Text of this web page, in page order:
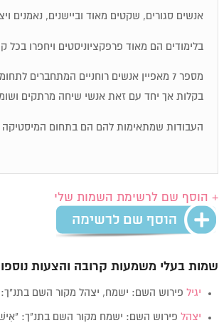
אנשים סגורים, שקטים מאוד וביישנים, נאמנים
בלימודים הם מאוד פרפקציוניסטים ויחפרו בכל
מספר 7 מאפיין אנשים רוחניים המתחברים
בקלות אך יחד עם זאת אנשי שיחה מרתקים
העבודות שמתאימות להם הם בתחום המיסטיקה
+ הוסף שם לרשימת השמות שלי
שמות בעלי משמעות קרובה והצעות
יגיל פירוש השם: ישמח, יצהל מקור השם בתנ"ך:
יצהל פירוש השם: ישמח מקור השם בתנ"ך: